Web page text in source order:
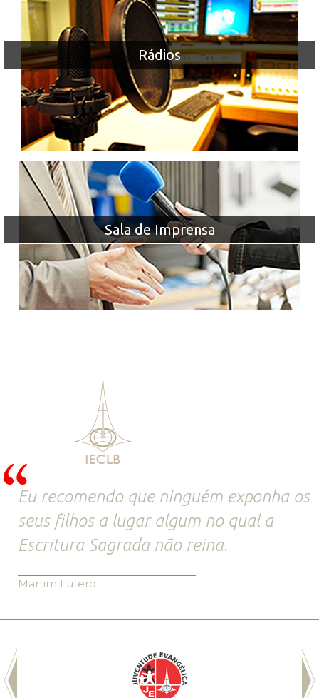
Rádios
Sala de Imprensa
Eu recomendo que ninguém exponha os
seus filhos a lugar algum no qual a
Escritura Sagrada não reina.
Martim Lutero